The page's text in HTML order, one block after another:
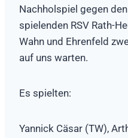
Nachholspiel gegen
spielenden RSV Rath-
Wahn und Ehrenfeld
auf uns warten.
Es spielten:
Yannick Cäsar (TW),